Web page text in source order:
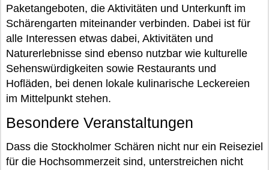
Paketangeboten, die Aktivitäten und Unterkunft im
Schärengarten miteinander verbinden. Dabei ist für
alle Interessen etwas dabei, Aktivitäten und
Naturerlebnisse sind ebenso nutzbar wie kulturelle
Sehenswürdigkeiten sowie Restaurants und
Hofläden, bei denen lokale kulinarische Leckereien
im Mittelpunkt stehen.
Besondere Veranstaltungen
Dass die Stockholmer Schären nicht nur ein Reiseziel
für die Hochsommerzeit sind, unterstreichen nicht